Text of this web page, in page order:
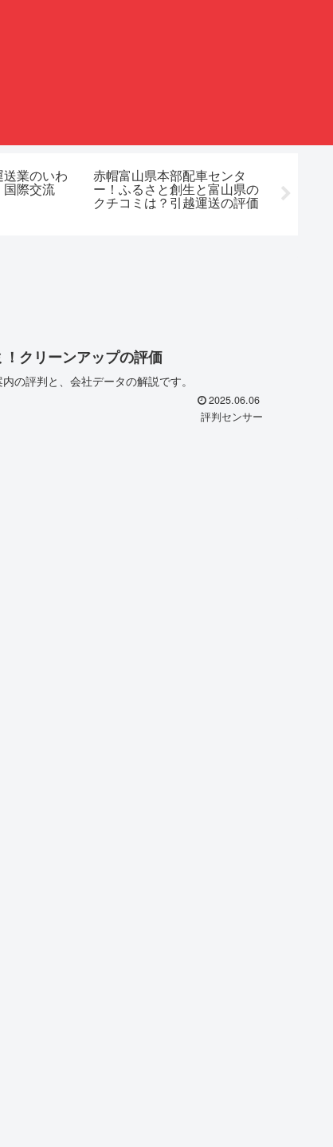
業のいわ
国際交流
赤帽富山県本部配車センタ
ー！ふるさと創生と富山県の
クチコミは？引越運送の評価
ビュー
理代行
クリーンアップの評価
の評判と、会社データの解説です。
2025.06.06
評判センサー